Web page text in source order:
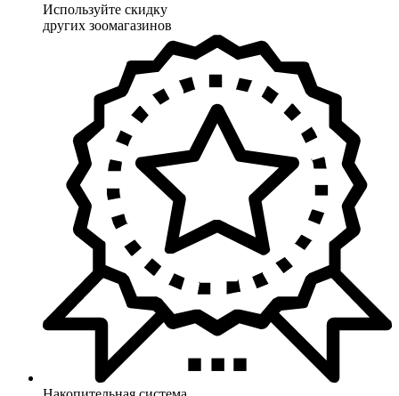
Используйте скидку
других зоомагазинов